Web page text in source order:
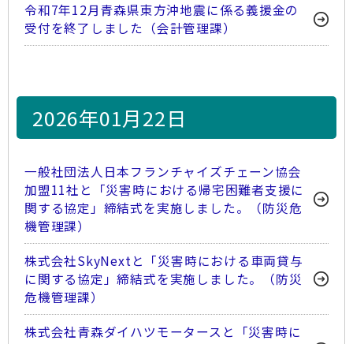
令和7年12月青森県東方沖地震に係る義援金の
受付を終了しました（会計管理課）
2026年01月22日
一般社団法人日本フランチャイズチェーン協会
加盟11社と「災害時における帰宅困難者支援に
関する協定」締結式を実施しました。（防災危
機管理課）
株式会社SkyNextと「災害時における車両貸与
に関する協定」締結式を実施しました。（防災
危機管理課）
株式会社青森ダイハツモータースと「災害時に